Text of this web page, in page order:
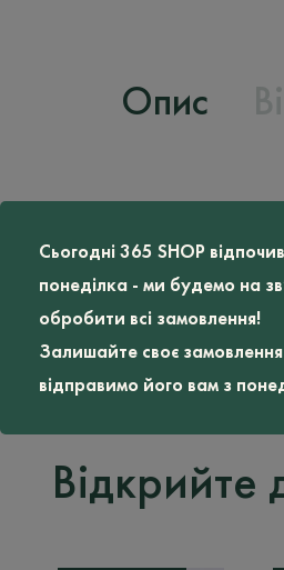
Сьогодні 365 SHOP
понеділка - ми будемо на
обробити всі замовлення!
Залишайте своє
відправимо його вам з
Опис
Бренд PHILIP
Відкрийте